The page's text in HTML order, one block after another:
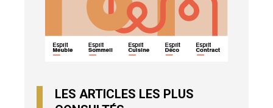
LES ARTICLES LES PLUS